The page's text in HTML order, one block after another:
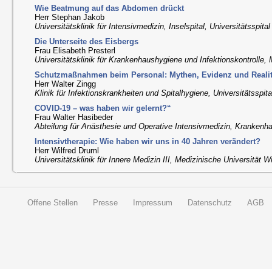
Wie Beatmung auf das Abdomen drückt
Herr Stephan Jakob
Universitätsklinik für Intensivmedizin, Inselspital, Universitätsspital
Die Unterseite des Eisbergs
Frau Elisabeth Presterl
Universitätsklinik für Krankenhaushygiene und Infektionskontrolle,
Schutzmaßnahmen beim Personal: Mythen, Evidenz und
Herr Walter Zingg
Klinik für Infektionskrankheiten und Spitalhygiene,
COVID-19 – was haben wir gelernt?“
Frau Walter Hasibeder
Abteilung für Anästhesie und Operative Intensivmedizin,
Intensivtherapie: Wie haben wir uns in 40 Jahren verändert?
Herr Wilfred Druml
Universitätsklinik für Innere Medizin III, Medizinische Universität
Offene Stellen Presse Impressum Datenschutz AGB